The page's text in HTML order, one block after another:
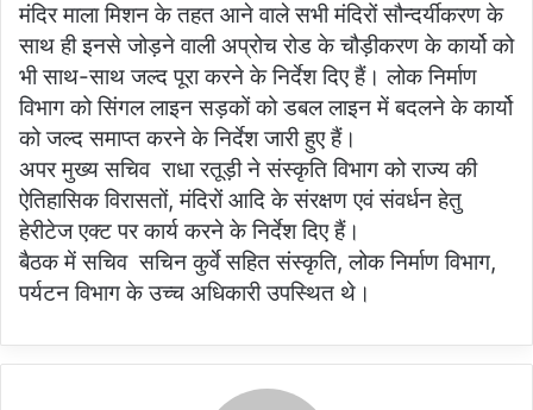
मंदिर माला मिशन के तहत आने वाले सभी मंदिरों सौन्दर्यीकरण के
साथ ही इनसे जोड़ने वाली अप्रोच रोड के चौड़ीकरण के कार्यो को
भी साथ-साथ जल्द पूरा करने के निर्देश दिए हैं। लोक निर्माण
विभाग को सिंगल लाइन सड़कों को डबल लाइन में बदलने के कार्यो
को जल्द समाप्त करने के निर्देश जारी हुए हैं।
अपर मुख्य सचिव राधा रतूड़ी ने संस्कृति विभाग को राज्य की
ऐतिहासिक विरासतों, मंदिरों आदि के संरक्षण एवं संवर्धन हेतु
हेरीटेज एक्ट पर कार्य करने के निर्देश दिए हैं।
बैठक में सचिव सचिन कुर्वे सहित संस्कृति, लोक निर्माण विभाग,
पर्यटन विभाग के उच्च अधिकारी उपस्थित थे।